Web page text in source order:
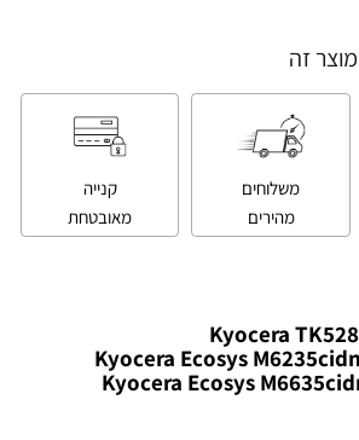
זה
משלוחים
מהירים
קנייה
מאובטחת
מתאים למדפסות: Kyocera Ecosys M6235cidn
Kyocera Ecosys